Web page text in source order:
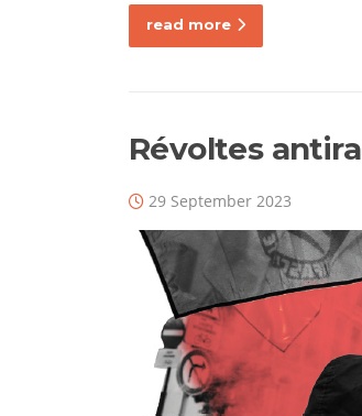
read more
Révoltes
29 September 2023